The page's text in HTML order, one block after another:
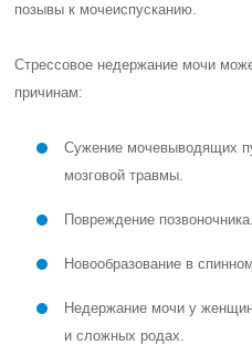
позывы к мочеиспусканию.
Стрессовое недержание мочи
причинам:
Сужение мочевыводящих
мозговой травмы.
Повреждение позвоночника.
Новообразование в
Недержание мочи у
и сложных родах.